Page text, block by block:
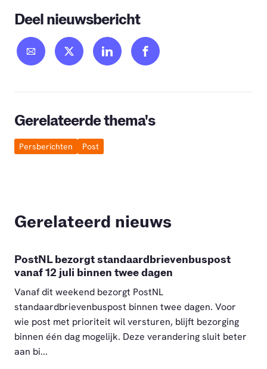
Deel nieuwsbericht
Gerelateerde thema's
Persberichten Post
Gerelateerd nieuws
PostNL bezorgt standaardbrievenbuspost
vanaf 12 juli binnen twee dagen
Vanaf dit weekend bezorgt PostNL
standaardbrievenbuspost binnen twee dagen. Voor
wie post met prioriteit wil versturen, blijft bezorging
binnen één dag mogelijk. Deze verandering sluit beter
aan bi...